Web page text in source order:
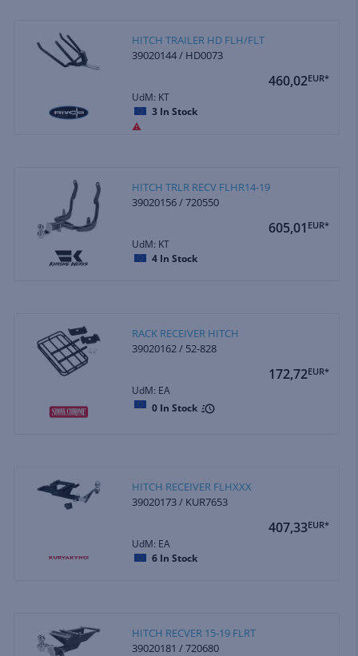
HITCH TRAILER HD FLH/FLT
39020144 / HD0073
460,02EUR*
UdM: KT
3 In Stock
HITCH TRLR RECV FLHR14-19
39020156 / 720550
605,01 EUR*
UdM: KT
4 In Stock
RACK RECEIVER HITCH
39020162 / 52-828
172,72EUR*
UdM: EA
0 In Stock
HITCH RECEIVER FLHXXX
39020173 / KUR7653
407,33EUR*
UdM: EA
6 In Stock
HITCH RECVER 15-19 FLRT
39020181 / 720680